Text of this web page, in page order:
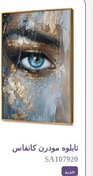
تابلوه مودرن كانفاس
لعين بلمسات ذهبية مميزة
SA107920
جديد